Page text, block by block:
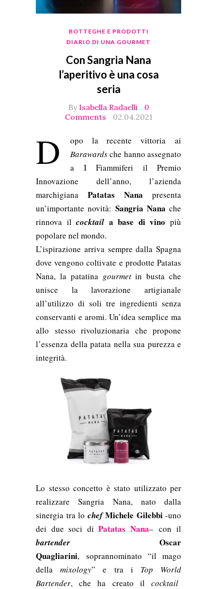
BOTTEGHE E PRODOTTI
DIARIO DI UNA GOURMET
Con Sangria Nana
l’aperitivo è una cosa
seria
By Isabella Radaelli
0
Comments
02.04.2021
D opo la recente vittoria ai
Barawardsche hanno assegnato
a I Fiammiferi il Premio
Innovazione dell’anno, l’azienda
marchigiana Patatas Nana presenta
un’importante novità: Sangria Nana che
rinnova ilcocktail a base di vino più
popolare nel mondo.
L’ispirazione arriva sempre dalla Spagna
dove vengonocoltivate e prodotte Patatas
Nana, la patatina gourmetin busta che
unisce la lavorazione artigianale
all’utilizzo di soli tre ingredienti senza
conservanti e aromi. Un’idea semplice ma
allo stesso rivoluzionaria che propone
l’essenza della patata nella sua purezza e
integrità.
Lo stesso concetto è stato utilizzato per
realizzare Sangria Nana, nato dalla
sinergia tra lo chefMichele Gilebbi -uno
dei due soci diPatatas Nana–con il
bartender Oscar
Quagliarini, soprannominato “il mago
dellamixology” e tra i Top World
Bartender, che ha creato il cocktail